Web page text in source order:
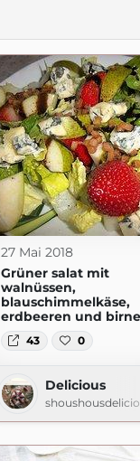
27 Mai 2018
Grüner salat mit
walnüssen,
blauschimmelkäse,
erdbeeren und birne
43 0
Delicious